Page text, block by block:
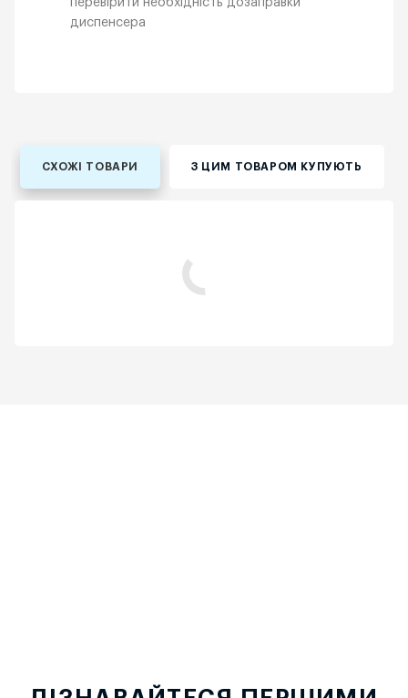
перевірити необхідність дозаправки
диспенсера
СХОЖІ ТОВАРИ З ЦИМ ТОВАРОМ КУПУЮТЬ